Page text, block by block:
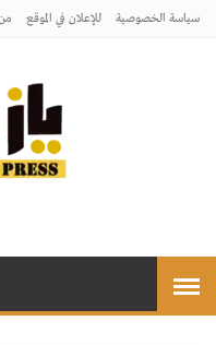
سياسة الخصوصية للإعلان في الموقع